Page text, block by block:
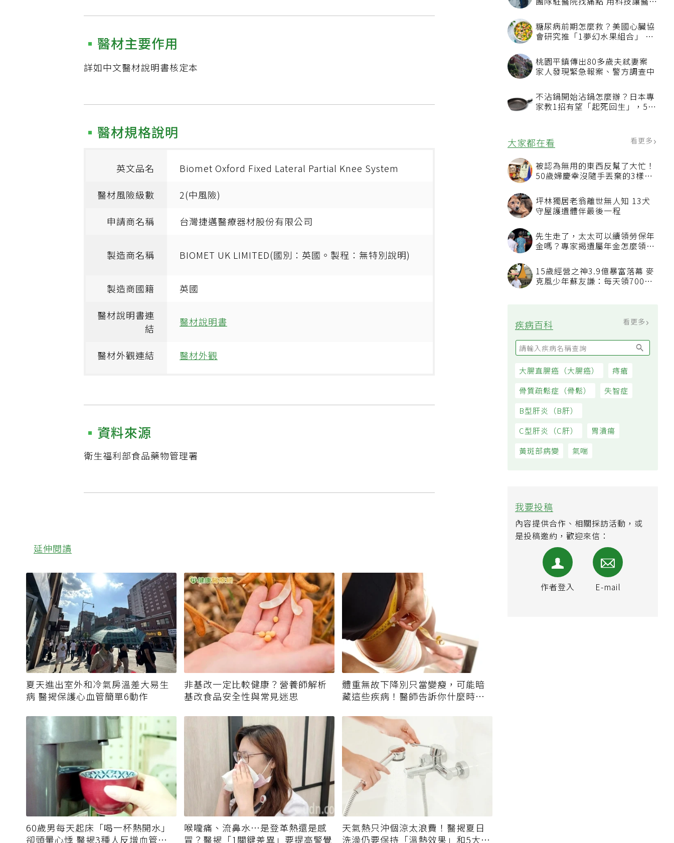
糖尿病前期怎麼救？美國心臟協
會研究推「1夢幻水果組合」 酪
桃園平鎮傳出80多歲夫弒妻案
家人發現緊急報案、警方調查中
不沾鍋開始沾鍋怎麼辦？日本專
家教1招有望「起死回生」，5情
大家都在看 看更多
被認為無用的東西反幫了大忙！
50歲婦慶幸沒隨手丟棄的3樣物
坪林獨居老翁離世無人知 13犬
守屋護遺體伴最後一程
先生走了，太太可以續領勞保年
金嗎？專家揭遺屬年金怎麼領，
15歲經營之神3.9億暴富落幕 麥
克風少年蘇友謙：每天領700元
疾病百科 看更多
大腸直腸癌（大腸癌）
痔瘡
骨質疏鬆症（骨鬆）
失智症
B型肝炎（B肝）
C型肝炎（C肝）
胃潰瘍
黃斑部病變
氣喘
我要投稿
內容提供合作、相關採訪活動，或
是投稿邀約，歡迎來信：
作者登入 E-mail
醫材主要作用
詳如中文醫材說明書核定本
醫材規格說明
英文品名 Biomet Oxford Fixed Lateral Partial Knee System
醫材風險級數 2(中風險)
申請商名稱 台灣捷邁醫療器材股份有限公司
製造商名稱 BIOMET UK LIMITED(國別：英國。製程：無特別說明)
製造商國籍 英國
醫材說明書連
結
醫材說明書
醫材外觀連結 醫材外觀
資料來源
衛生福利部食品藥物管理署
延伸閱讀
夏天進出室外和冷氣房溫差大易生
病 醫揭保護心血管簡單6動作
非基改一定比較健康？營養師解析
基改食品安全性與常見迷思
體重無故下降別只當變瘦，可能暗
藏這些疾病！醫師告訴你什麼時候
60歲男每天起床「喝一杯熱開水」
卻頭暈心悸 醫揭3種人反增血管負
喉嚨痛、流鼻水⋯是登革熱還是感
冒？醫揭「1關鍵差異」要提高警覺
天氣熱只沖個涼太浪費！醫揭夏日
洗澡仍要保持「溫熱效果」和5大錯